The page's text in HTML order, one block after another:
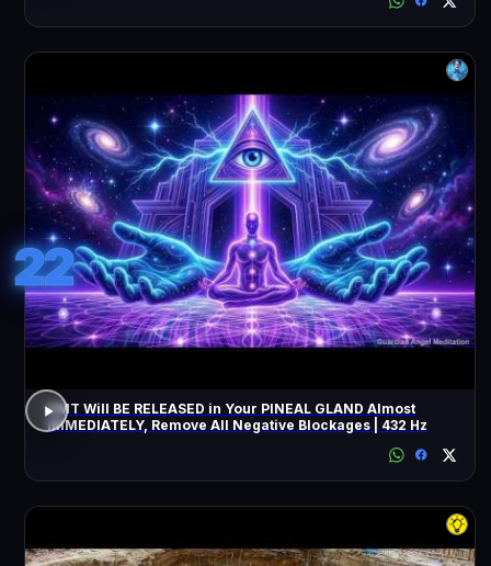
22
DMT Will BE RELEASED in Your PINEAL GLAND Almost
IMMEDIATELY, Remove All Negative Blockages | 432 Hz